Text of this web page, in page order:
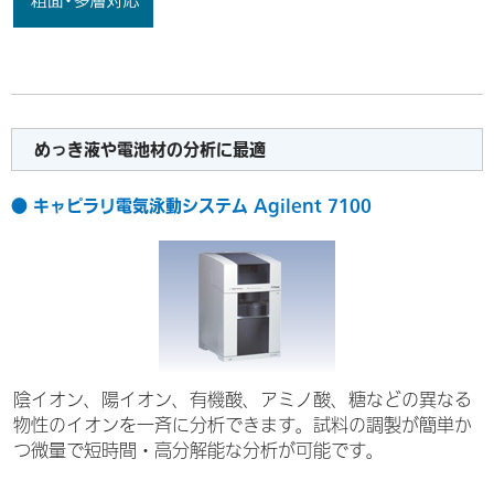
めっき液や電池材の分析に最適
● キャピラリ電気泳動システム Agilent 7100
陰イオン、陽イオン、有機酸、アミノ酸、糖などの異なる
物性のイオンを一斉に分析できます。試料の調製が簡単か
つ微量で短時間・高分解能な分析が可能です。